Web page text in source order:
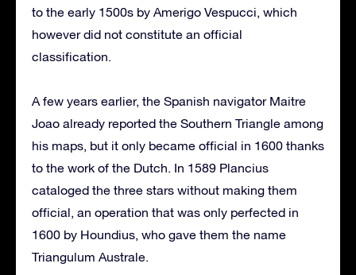
to the early 1500s by Amerigo Vespucci, which
however did not constitute an official
classification.
A few years earlier, the Spanish navigator Maitre
Joao already reported the Southern Triangle among
his maps, but it only became official in 1600 thanks
to the work of the Dutch. In 1589 Plancius
cataloged the three stars without making them
official, an operation that was only perfected in
1600 by Houndius, who gave them the name
Triangulum Australe.